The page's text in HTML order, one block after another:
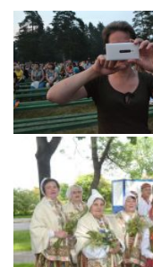
Рыбалка и охота